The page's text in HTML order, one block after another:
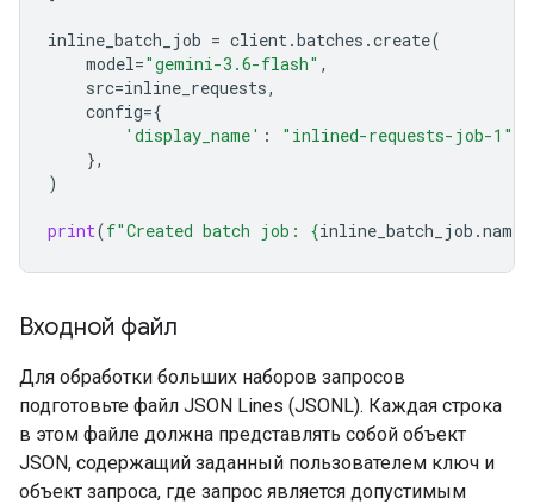
inline_batch_job = client.batches .create(
model="gemini-3.6-flash" ,
src=inline_requests,
config={
'display_name' : "inlined-requests-job-1"
},
)
print(f"Created batch job: {inline_batch_job .name
Входной файл
Для обработки больших наборов запросов
подготовьте файл JSON Lines (JSONL). Каждая строка
в этом файле должна представлять собой объект
JSON, содержащий заданный пользователем ключ и
объект запроса, где запрос является допустимым